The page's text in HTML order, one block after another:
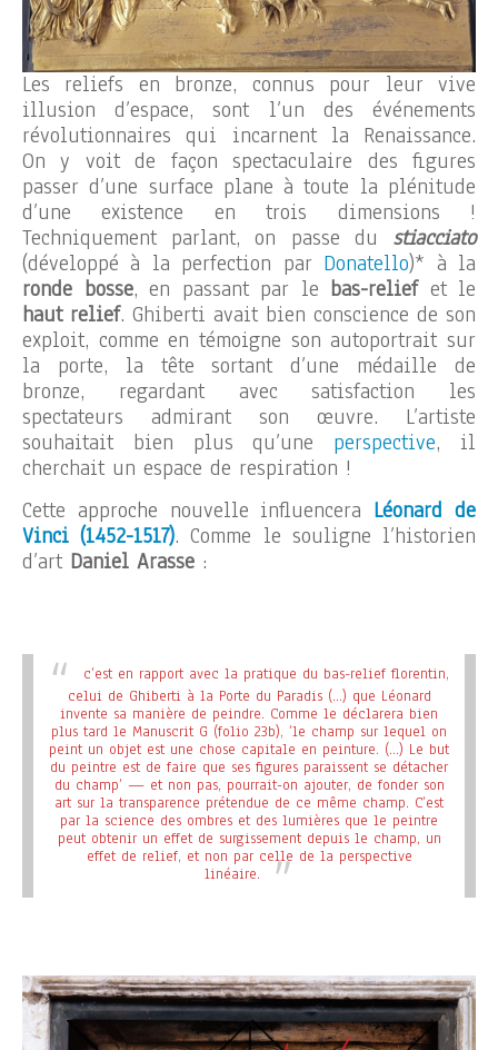
Les reliefs en bronze, connus pour leur vive
illusion d’espace, sont l’un des événements
révolutionnaires qui incarnent la Renaissance.
On y voit de façon spectaculaire des figures
passer d’une surface plane à toute la plénitude
d’une existence en trois dimensions !
Techniquement parlant, on passe du stiacciato
(développé à la perfection par Donatello)* à la
ronde bosse, en passant par le bas-reliefet le
haut relief. Ghiberti avait bien conscience de son
exploit, comme en témoigne son autoportrait sur
la porte, la tête sortant d’une médaille de
bronze, regardant avec satisfaction les
spectateurs admirant son œuvre. L’artiste
souhaitait bien plus qu’une perspective, il
cherchait un espace de respiration !
Cette approche nouvelle influencera Léonard de
Vinci (1452-1517). Comme le souligne l’historien
d’art Daniel Arasse :
c’est en rapport avec la pratique du bas-relief florentin,
celui de Ghiberti à la Porte du Paradis (…) que Léonard
invente sa manière de peindre. Comme le déclarera bien
plus tard le Manuscrit G (folio 23b), ’le champ sur lequel on
peint un objet est une chose capitale en peinture. (…) Le but
du peintre est de faire que ses figures paraissent se détacher
du champ’ — et non pas, pourrait-on ajouter, de fonder son
art sur la transparence prétendue de ce même champ. C’est
par la science des ombres et des lumières que le peintre
peut obtenir un effet de surgissement depuis le champ, un
effet de relief, et non par celle de la perspective
linéaire.